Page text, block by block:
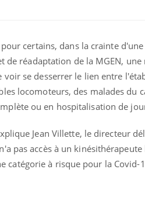
certains, dans la crainte
de réadaptation de la MGEN,
se desserrer le lien entre
locomoteurs, des malades du
ou en hospitalisation de
Jean Villette, le directeur
pas accès à un
catégorie à risque pour la Covid-